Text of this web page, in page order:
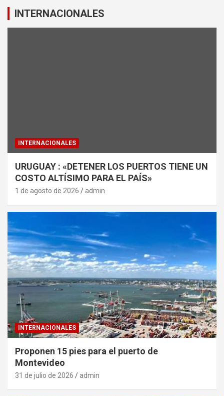
INTERNACIONALES
INTERNACIONALES
URUGUAY : «DETENER LOS PUERTOS TIENE UN
COSTO ALTÍSIMO PARA EL PAÍS»
1 de agosto de 2026 admin
INTERNACIONALES
Proponen 15 pies para el puerto de
Montevideo
31 de julio de 2026 admin